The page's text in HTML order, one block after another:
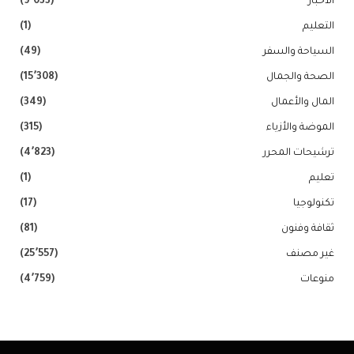
التعليم (1)
السياحة والسفر (49)
الصحة والجمال (15٬308)
المال والأعمال (349)
الموضة والأزياء (315)
ترشيحات المحرر (4٬823)
تعليم (1)
تكنولوجيا (17)
ثقافة وفنون (81)
غير مصنف (25٬557)
منوعات (4٬759)